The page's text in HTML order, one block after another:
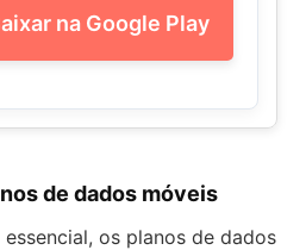
na Google Play
de dados móveis
os planos de dados